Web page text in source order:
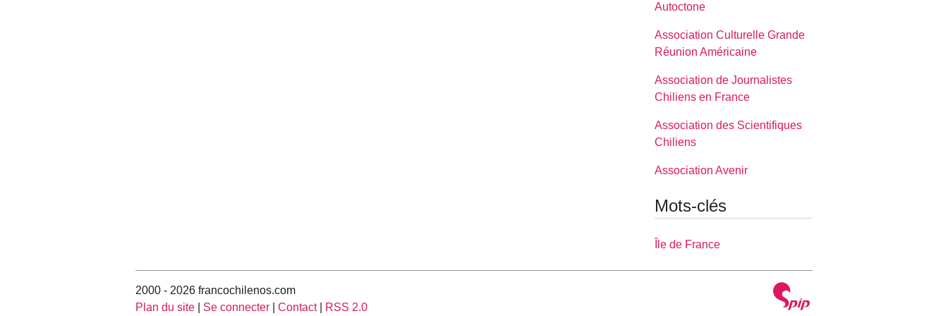
Autoctone
Association Culturelle Grande
Réunion Américaine
Association de Journalistes
Chiliens en France
Association des Scientifiques
Chiliens
Association Avenir
Mots-clés
Île de France
2000 - 2026 francochilenos.com
Plan du site
Se connecter Contact| RSS 2.0